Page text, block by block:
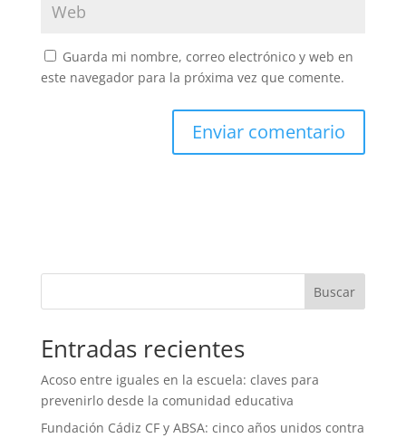
Guarda mi nombre, correo electrónico y web en
este navegador para la próxima vez que comente.
Buscar
Entradas recientes
Acoso entre iguales en la escuela: claves para
prevenirlo desde la comunidad educativa
Fundación Cádiz CF y ABSA: cinco años unidos contra